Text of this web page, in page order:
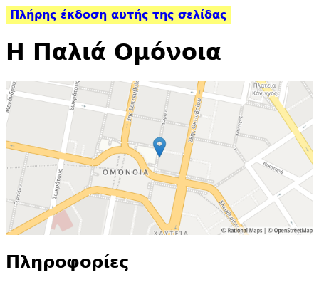
Πλήρης έκδοση αυτής της σελίδας
Η Παλιά Ομόνοια
Πληροφορίες